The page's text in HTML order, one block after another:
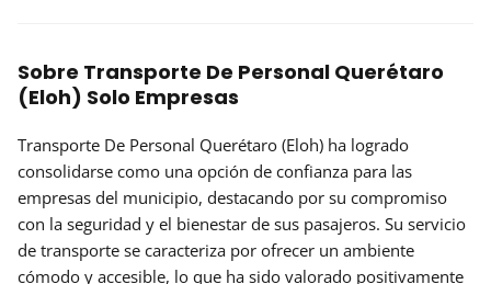
Sobre Transporte De Personal Querétaro
(Eloh) Solo Empresas
Transporte De Personal Querétaro (Eloh) ha logrado
consolidarse como una opción de confianza para las
empresas del municipio, destacando por su compromiso
con la seguridad y el bienestar de sus pasajeros. Su servicio
de transporte se caracteriza por ofrecer un ambiente
cómodo y accesible, lo que ha sido valorado positivamente